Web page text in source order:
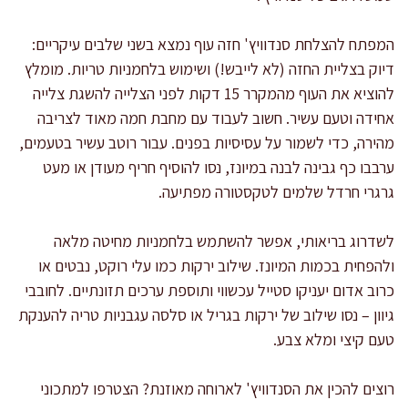
המפתח להצלחת סנדוויץ' חזה עוף נמצא בשני שלבים עיקריים:
דיוק בצליית החזה (לא לייבש!) ושימוש בלחמניות טריות. מומלץ
להוציא את העוף מהמקרר 15 דקות לפני הצלייה להשגת צלייה
אחידה וטעם עשיר. חשוב לעבוד עם מחבת חמה מאוד לצריבה
מהירה, כדי לשמור על עסיסיות בפנים. עבור רוטב עשיר בטעמים,
ערבבו כף גבינה לבנה במיונז, נסו להוסיף חריף מעודן או מעט
גרגרי חרדל שלמים לטקסטורה מפתיעה.
לשדרוג בריאותי, אפשר להשתמש בלחמניות מחיטה מלאה
ולהפחית בכמות המיונז. שילוב ירקות כמו עלי רוקט, נבטים או
כרוב אדום יעניקו סטייל עכשווי ותוספת ערכים תזונתיים. לחובבי
גיוון – נסו שילוב של ירקות בגריל או סלסה עגבניות טריה להענקת
טעם קיצי ומלא צבע.
רוצים להכין את הסנדוויץ' לארוחה מאוזנת? הצטרפו למתכוני